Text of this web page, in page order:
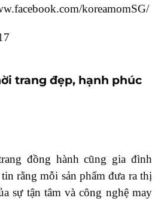
koreamomSG/
trang đẹp, hạnh phúc
đồng hành cũng gia đình
rằng mỗi sản phẩm đưa ra thị
sự tận tâm và công nghệ may